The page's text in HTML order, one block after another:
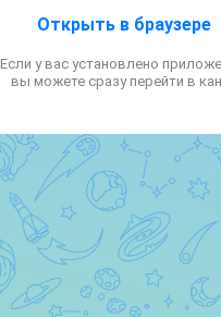
Открыть в браузере
Если у вас установлено
вы можете сразу перейти в